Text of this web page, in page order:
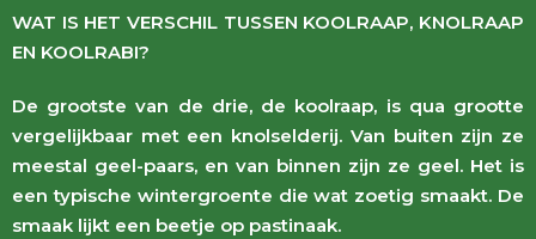
WAT IS HET VERSCHIL TUSSEN KOOLRAAP, KNOLRAAP
EN KOOLRABI?
De grootste van de drie, de koolraap, is qua grootte
vergelijkbaar met een knolselderij. Van buiten zijn ze
meestal geel-paars, en van binnen zijn ze geel. Het is
een typische wintergroente die wat zoetig smaakt. De
smaak lijkt een beetje op pastinaak.